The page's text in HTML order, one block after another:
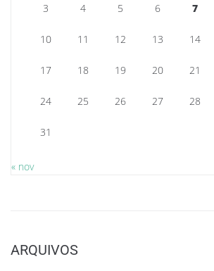
3 4 5 6 7
10 11 12 13 14
17 18 19 20 21
24 25 26 27 28
31
« nov
ARQUIVOS